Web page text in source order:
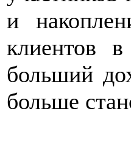
и
клиентов
больший
больше